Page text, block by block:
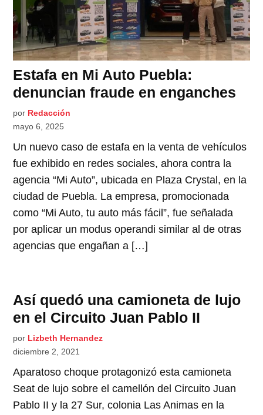
Estafa en Mi Auto Puebla:
denuncian fraude en enganches
por Redacción
mayo 6, 2025
Un nuevo caso de estafa en la venta de vehículos
fue exhibido en redes sociales, ahora contra la
agencia “Mi Auto”, ubicada en Plaza Crystal, en la
ciudad de Puebla. La empresa, promocionada
como “Mi Auto, tu auto más fácil”, fue señalada
por aplicar un modus operandi similar al de otras
agencias que engañan a […]
Así quedó una camioneta de lujo
en el Circuito Juan Pablo II
por Lizbeth Hernandez
diciembre 2, 2021
Aparatoso choque protagonizó esta camioneta
Seat de lujo sobre el camellón del Circuito Juan
Pablo II y la 27 Sur, colonia Las Animas en la